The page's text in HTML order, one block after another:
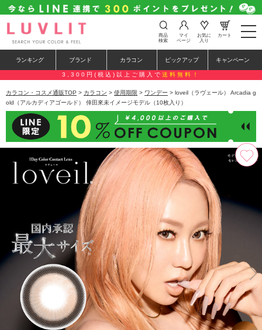
t
o
e
n
a
a
i
o
n
商品
検索
マイ
ページ
お気に
入り
カート
ランキング ブランド カラコン ピックアップ キャンペーン
3,300円(税込)以上ご購入で 送料無料！
カラコン・コスメ通販TOP > カラコン > 使用期限 > ワンデー > loveil（ラヴェール） Arcadia g
old（アルカディアゴールド） 倖田來未イメージモデル（10枚入り）